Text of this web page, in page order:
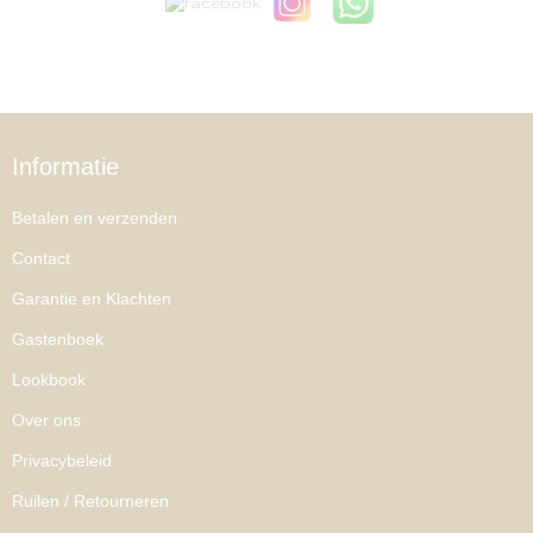
Informatie
Betalen en verzenden
Contact
Garantie en Klachten
Gastenboek
Lookbook
Over ons
Privacybeleid
Ruilen / Retourneren